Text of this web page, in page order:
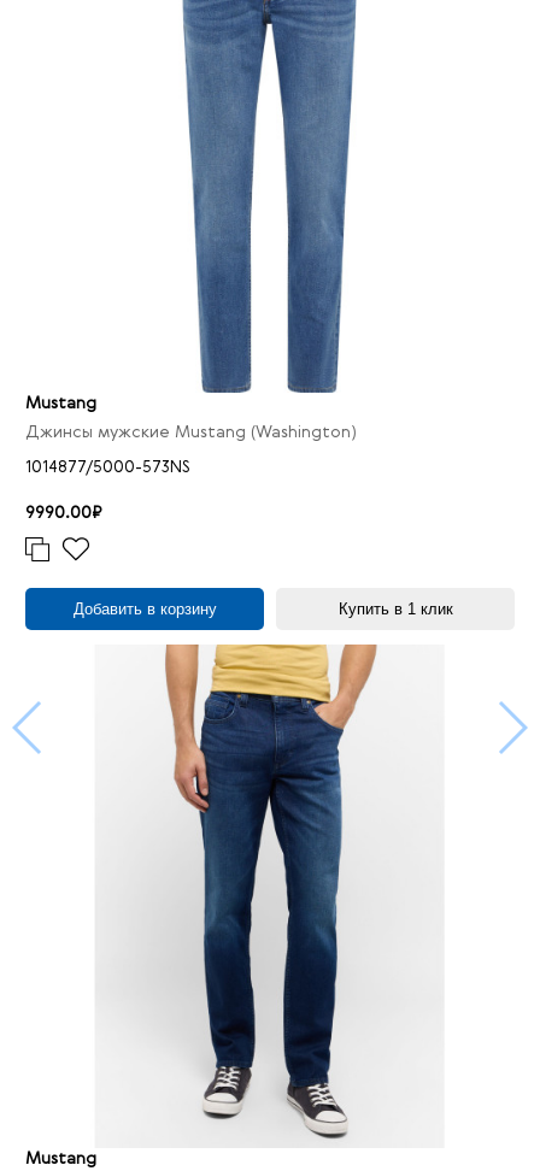
Mustang
Джинсы мужские Mustang (Washington)
1014877/5000-573NS
9990.00₽
Добавить в корзину Купить в 1 клик
Mustang